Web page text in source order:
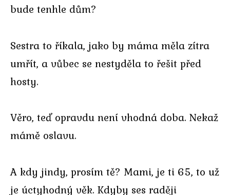
bude tenhle dům?
Sestra to říkala, jako by máma měla zítra
umřít, a vůbec se nestyděla to řešit před
hosty.
Věro, teď opravdu není vhodná doba. Nekaž
mámě oslavu.
A kdy jindy, prosím tě? Mami, je ti 65, to už
je úctyhodný věk. Kdyby ses raději